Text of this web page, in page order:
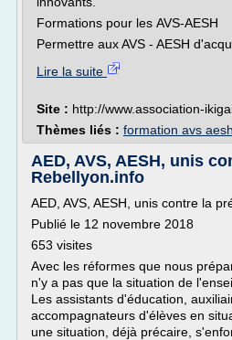
Formations pour les AVS-AESH
Permettre aux AVS - AESH
Lire la suite
Site : http://www.association-
Thèmes liés : formation avs aesh
AED, AVS, AESH, unis
Rebellyon.info
AED, AVS, AESH, unis contre la
Publié le 12 novembre 2018
653 visites
Avec les réformes que nous
n'y a pas que la situation de
Les assistants d'éducation,
accompagnateurs d'élèves en
une situation, déjà précaire,